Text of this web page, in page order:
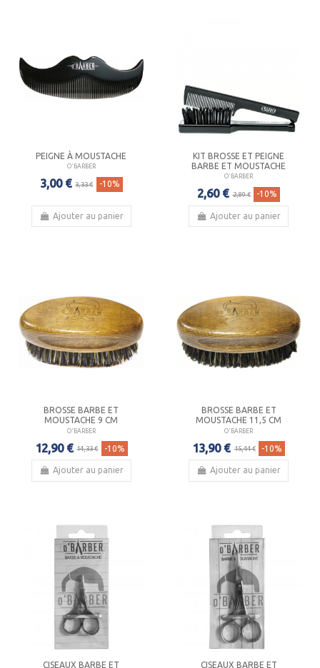
PEIGNE À MOUSTACHE
O'BARBER
3,00 € 3,33 € -10%
Ajouter au panier
KIT BROSSE ET PEIGNE
BARBE ET MOUSTACHE
O'BARBER
2,60 € 2,89 € -10%
Ajouter au panier
BROSSE BARBE ET
MOUSTACHE 9 CM
O'BARBER
12,90 € 14,33 € -10%
Ajouter au panier
BROSSE BARBE ET
MOUSTACHE 11,5 CM
O'BARBER
13,90 € 15,44 € -10%
Ajouter au panier
CISEAUX BARBE ET
CISEAUX BARBE ET